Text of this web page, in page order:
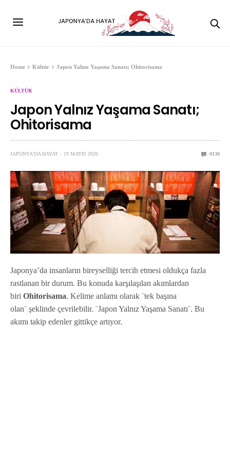
Home Kültür Japon Yalnız Yaşama Sanatı; Ohitorisama
KÜLTÜR
Japon Yalnız Yaşama Sanatı;
Ohitorisama
JAPONYA'DA HAYAT 19 MAYIS 2020 0130
Japonya’da insanların bireyselliği tercih etmesi oldukça fazla
rastlanan bir durum. Bu konuda karşılaşılan akımlardan
biriOhitorisama. Kelime anlamı olarak ¨tek başına
olan¨ şeklinde çevrilebilir. ¨Japon Yalnız Yaşama Sanatı¨. Bu
akımı takip edenler gittikçe artıyor.